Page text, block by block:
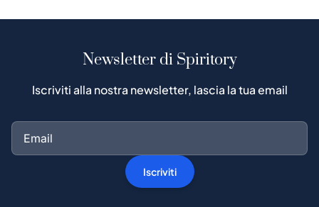
Newsletter di Spiritory
Iscriviti alla nostra newsletter, lascia la tua email
Iscriviti